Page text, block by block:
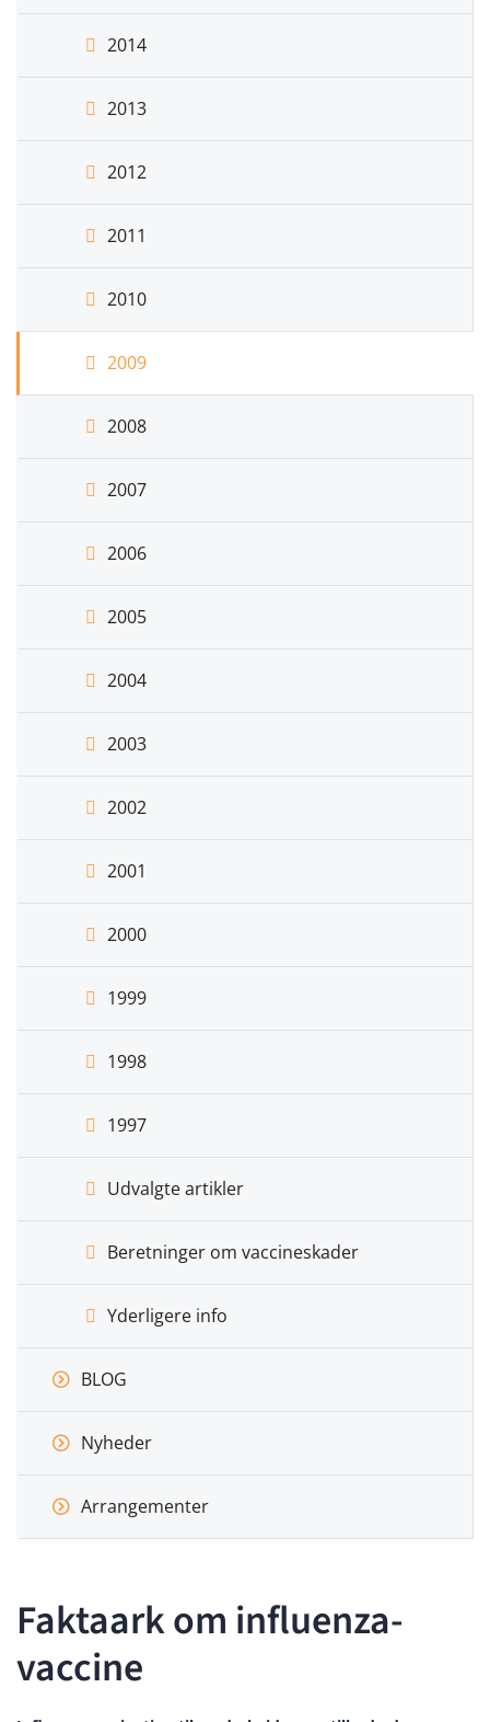
2014
2013
2012
2011
2010
2009
2008
2007
2006
2005
2004
2003
2002
2001
2000
1999
1998
1997
Udvalgte artikler
Beretninger om vaccineskader
Yderligere info
BLOG
Nyheder
Arrangementer
Faktaark om influenza-
vaccine